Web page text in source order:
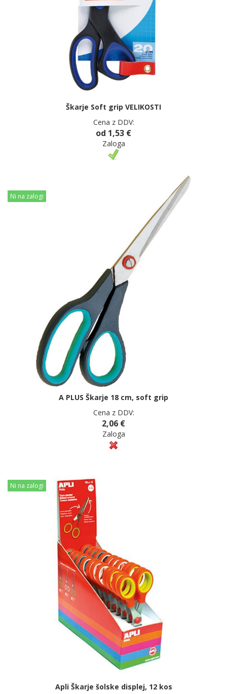
Škarje Soft grip VELIKOSTI
Cena z DDV:
od 1,53 €
Zaloga
Ni na zalogi
A PLUS Škarje 18 cm, soft grip
Cena z DDV:
2,06 €
Zaloga
Ni na zalogi
Apli Škarje šolske displej, 12 kos